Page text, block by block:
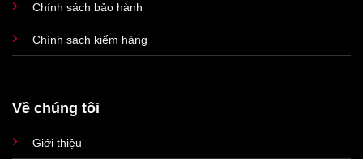
Chính sách bảo hành
Chính sách kiểm hàng
Về chúng tôi
Giới thiệu